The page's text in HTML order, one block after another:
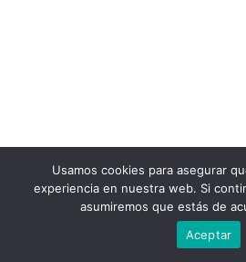
Usamos cookies para asegurar
experiencia en nuestra web. Si
asumiremos que estás de
Aceptar